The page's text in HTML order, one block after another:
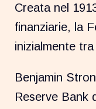
Creata nel
finanziarie, la
inizialmente
Benjamin
Reserve Bank